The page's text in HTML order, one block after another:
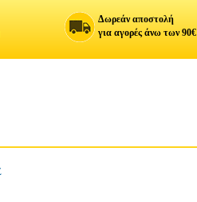
Δωρεάν αποστολή
για αγορές άνω των 90€